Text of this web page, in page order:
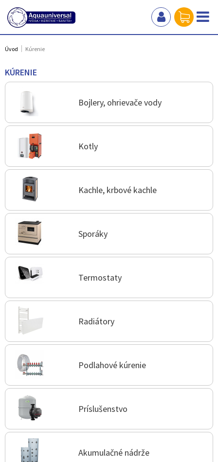
Úvod Kúrenie
KÚRENIE
Bojlery, ohrievače vody
Kotly
Kachle, krbové kachle
Sporáky
Termostaty
Radiátory
Podlahové kúrenie
Príslušenstvo
Akumulačné nádrže